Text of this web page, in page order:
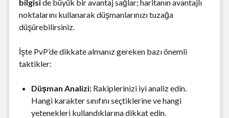
bilgiside büyük bir avantaj sağlar; haritanın avantajlı
noktalarını kullanarak düşmanlarınızı tuzağa
düşürebilirsiniz.
İşte PvP’de dikkate almanız gereken bazı önemli
taktikler:
Düşman Analizi:Rakiplerinizi iyi analiz edin.
Hangi karakter sınıfını seçtiklerine ve hangi
yetenekleri kullandıklarına dikkat edin.